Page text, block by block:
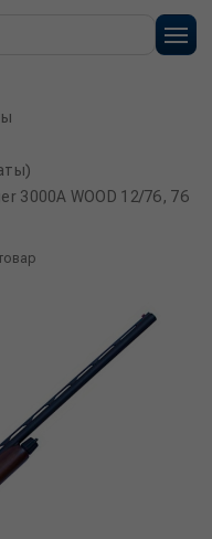
3000A WOOD 12/76, 76